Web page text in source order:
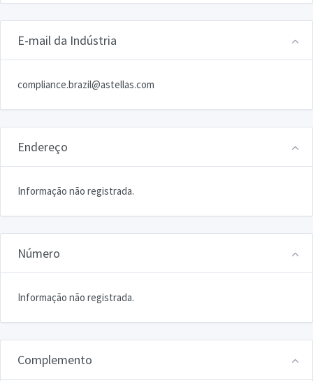
E-mail da Indústria
compliance.brazil@astellas.com
Endereço
Informação não registrada.
Número
Informação não registrada.
Complemento